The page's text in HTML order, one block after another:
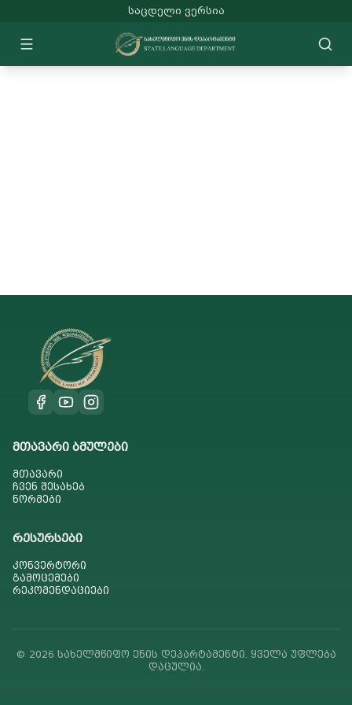
ᲡᲐᲪᲓᲔᲚᲘ ᲕᲔᲠᲡᲘᲐ
მთავარი ბმულები
მთავარი
ჩვენ შესახებ
ნორმები
რესურსები
კონვერტორი
გამოცემები
რეკომენდაციები
© 2026 სახელმწიფო ენის დეპარტამენტი. ყველა უფლება
დაცულია.